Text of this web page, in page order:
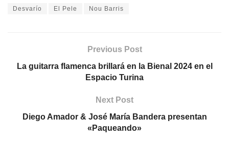
Desvarío El Pele Nou Barris
Previous Post
La guitarra flamenca brillará en la Bienal 2024 en el
Espacio Turina
Next Post
Diego Amador & José María Bandera presentan
«Paqueando»